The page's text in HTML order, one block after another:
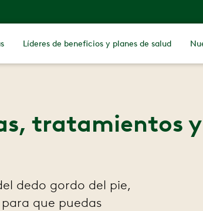
Líderes de beneficios y planes de salud
tratamientos y
dedo gordo del pie,
que puedas